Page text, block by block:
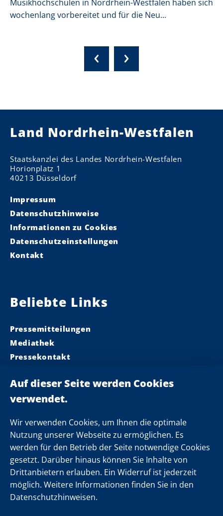
Wir verwenden Cookies, um Ihnen die optimale
Nutzung unserer Webseite zu ermöglichen. Es
werden für den Betrieb der Seite notwendige Cookies
gesetzt. Darüber hinaus können Sie Inhalte von
Drittanbietern erlauben. Ein Widerruf ist jederzeit
möglich. Weitere Informationen finden Sie in den
Datenschutzhinweisen.
Musikhochschulen in Nordrhein-Westfalen haben sich
wochenlang vorbereitet und für die Neu...
Land Nordrhein-Westfalen
Staatskanzlei des Landes Nordrhein-Westfalen
Horionplatz 1
40213 Düsseldorf
Impressum
Datenschutzhinweise
Informationen zu Cookies
Datenschutzeinstellungen
Kontakt
Beliebte Links
Pressemitteilungen
Mediathek
Pressekontakt
Landeskabinett
Einsamkeit
Folgen Sie uns